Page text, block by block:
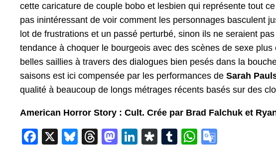
cette caricature de couple bobo et lesbien qui représente tout
pas inintéressant de voir comment les personnages basculent
lot de frustrations et un passé perturbé, sinon ils ne seraient
tendance à choquer le bourgeois avec des scènes de sexe
belles saillies à travers des dialogues bien pesés dans la
saisons est ici compensée par les performances de Sarah
qualité à beaucoup de longs métrages récents basés sur des
American Horror Story : Cult. Crée par Brad Falchuk et
Facebook
X Bluesky
Threads
Mastodon
LinkedIn
Diaspora
TumblrWhatsApp